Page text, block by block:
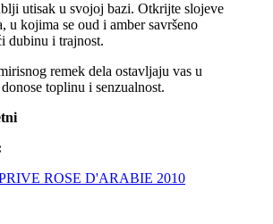
utisak u svojoj bazi. Otkrijte slojeve
u kojima se oud i amber savršeno
dubinu i trajnost.
remek dela ostavljaju vas u
toplinu i senzualnost.